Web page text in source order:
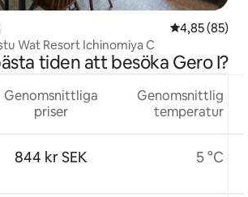
4,85 av 5 i
4,85 (85)
Wat Resort Ichinomiya C
tiden att besöka Gero I?
Genomsnittliga
priser
844 kr SEK
Genomsnittlig
temperatur
5 °C